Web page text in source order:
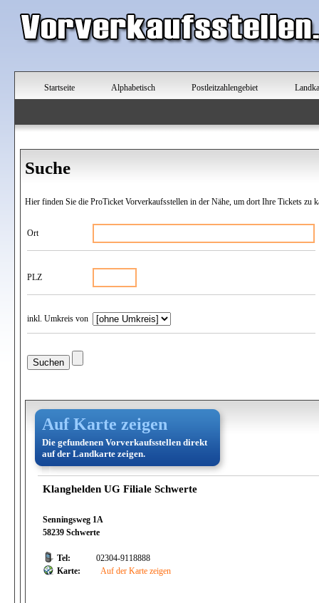
Startseite Alphabetisch Postleitzahlengebiet
Suche
Hier finden Sie die ProTicket Vorverkaufsstellen in der Nähe, um dort Ihre Tickets zu
Ort
PLZ
inkl. Umkreis von
Auf Karte zeigen
Die gefundenen Vorverkaufsstellen direkt
auf der Landkarte zeigen.
Klanghelden UG Filiale Schwerte
Senningsweg 1A
58239 Schwerte
Tel:
02304-9118888
Karte:
Auf der Karte zeigen